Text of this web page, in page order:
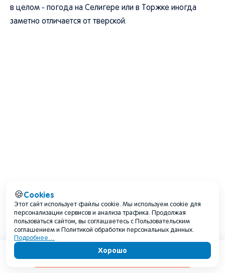
в целом - погода на Селигере или в Торжке иногда
заметно отличается от тверской.
Содержание
🍪Cookies
Этот сайт использует файлы cookie. Мы используем cookie для
персонализации сервисов и анализа трафика. Продолжая
пользоваться сайтом, вы соглашаетесь с Пользовательским
соглашением и Политикой обработки персональных данных.
Подробнее…
Хорошо